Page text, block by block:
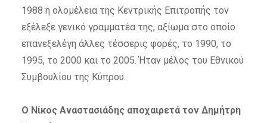
1988 η ολομέλεια της Κεντρικής Επιτροπής τον
εξέλεξε γενικό γραμματέα της, αξίωμα στο οποίο
επανεξελέγη άλλες τέσσερις φορές, το 1990, το
1995, το 2000 και το 2005. Ήταν μέλος του Εθνικού
Συμβουλίου της Κύπρου.
Ο Νίκος Αναστασιάδης αποχαιρετά τον Δημήτρη